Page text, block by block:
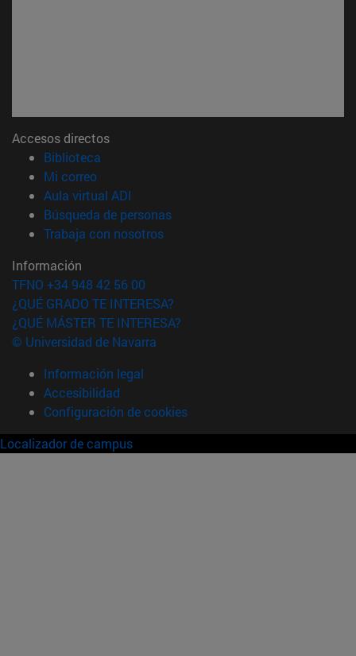
Accesos directos
Biblioteca
Mi correo(abre en nueva ventana)
Aula virtual ADI
Búsqueda de personas(abre en nueva ventana)
Trabaja con nosotros(abre en nueva ventana)
Información
TFNO +34 948 42 56 00
¿QUÉ GRADO TE INTERESA?
¿QUÉ MÁSTER TE INTERESA?
© Universidad de Navarra
Información legal
Accesibilidad
Configuración de cookies
Localizador de campus